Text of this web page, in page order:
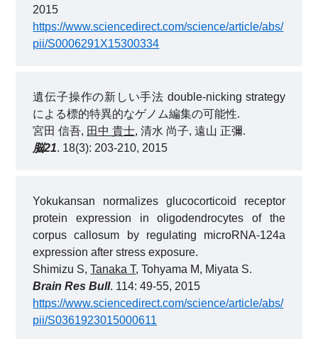
2015
https://www.sciencedirect.com/science/article/abs/
pii/S0006291X15300334
遺伝子操作の新しい手法 double-nicking strategy
による標的特異的なゲノム編集の可能性.
宮田 信吾, 田中 貴士, 清水 尚子, 遠山 正彌.
脳21. 18(3): 203-210, 2015
Yokukansan normalizes glucocorticoid receptor
protein expression in oligodendrocytes of the
corpus callosum by regulating microRNA-124a
expression after stress exposure.
Shimizu S,Tanaka T, Tohyama M, Miyata S.
Brain Res Bull. 114: 49-55, 2015
https://www.sciencedirect.com/science/article/abs/
pii/S0361923015000611